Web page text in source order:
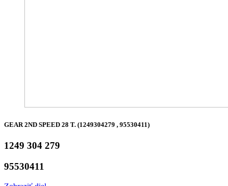
GEAR 2ND SPEED 28 T. (1249304279 , 95530411)
1249 304 279
95530411